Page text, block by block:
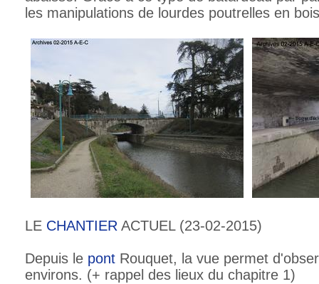
les manipulations de lourdes poutrelles en
LE CHANTIER ACTUEL (23-02-2015)
Depuis le pont Rouquet, la vue permet
environs. (+ rappel des lieux du chapitre 1)